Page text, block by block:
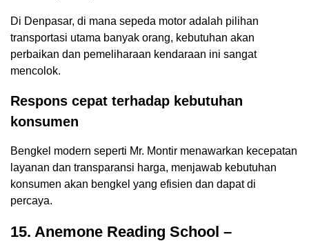
Di Denpasar, di mana sepeda motor adalah pilihan
transportasi utama banyak orang, kebutuhan akan
perbaikan dan pemeliharaan kendaraan ini sangat
mencolok.
Respons cepat terhadap kebutuhan
konsumen
Bengkel modern seperti Mr. Montir menawarkan kecepatan
layanan dan transparansi harga, menjawab kebutuhan
konsumen akan bengkel yang efisien dan dapat di
percaya.
15. Anemone Reading School –